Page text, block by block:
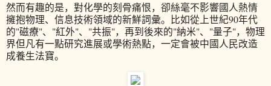
然而有趣的是，對化學的刻骨痛恨，卻絲毫不影響國人熱情
擁抱物理、信息技術領域的新鮮詞彙。比如從上世紀90年代
的"磁療"、"紅外"、"共振"，再到後來的"納米"、"量子"，物理
界但凡有一點研究進展或學術熱點，一定會被中國人民改造
成養生法寶。